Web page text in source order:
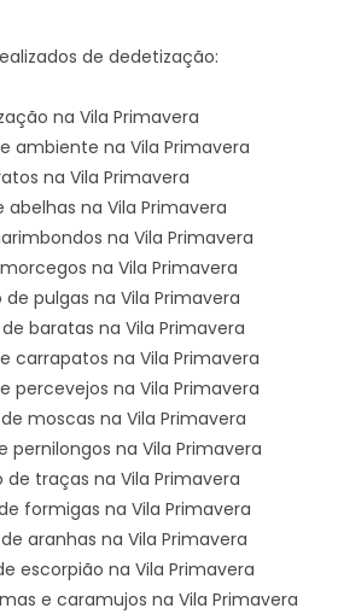
de dedetização:
na Vila Primavera
ambiente na Vila Primavera
na Vila Primavera
abelhas na Vila Primavera
na Vila Primavera
na Vila Primavera
pulgas na Vila Primavera
baratas na Vila Primavera
carrapatos na Vila Primavera
percevejos na Vila Primavera
moscas na Vila Primavera
pernilongos na Vila Primavera
de traças na Vila Primavera
formigas na Vila Primavera
aranhas na Vila Primavera
escorpião na Vila Primavera
e caramujos na Vila Primavera